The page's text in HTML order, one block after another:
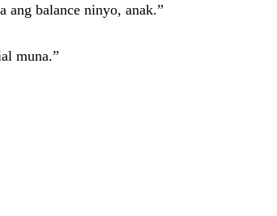
ang balance ninyo, anak.”
muna.”